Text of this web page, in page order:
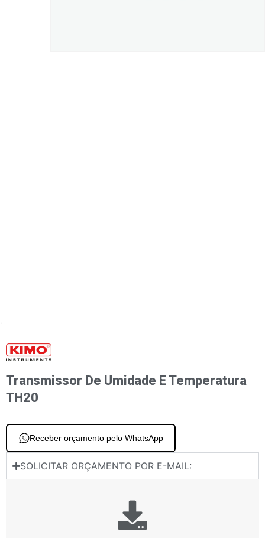
Transmissor De Umidade E Temperatura
TH20
Receber orçamento pelo WhatsApp
SOLICITAR ORÇAMENTO POR E-MAIL: